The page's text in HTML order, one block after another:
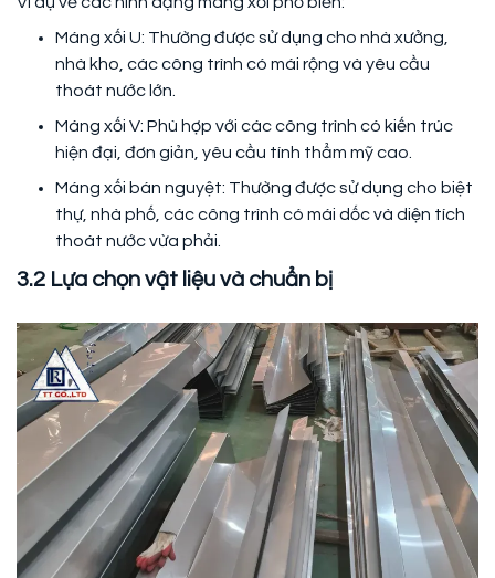
Máng xối U: Thường được sử dụng cho nhà xưởng,
nhà kho, các công trình có mái rộng và yêu cầu
thoát nước lớn.
Máng xối V: Phù hợp với các công trình có kiến trúc
hiện đại, đơn giản, yêu cầu tính thẩm mỹ cao.
Máng xối bán nguyệt: Thường được sử dụng cho biệt
thự, nhà phố, các công trình có mái dốc và diện tích
thoát nước vừa phải.
3.2 Lựa chọn vật liệu và chuẩn bị